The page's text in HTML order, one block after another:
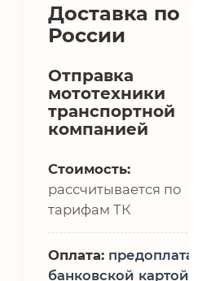
Доставка по
России
Отправка
мототехники
транспортной
компанией
Стоимость:
рассчитывается по
тарифам ТК
Оплата: предоплата,
банковской картой